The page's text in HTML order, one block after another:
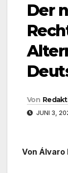
Der
Von
JUNI 3,
Von Álvaro